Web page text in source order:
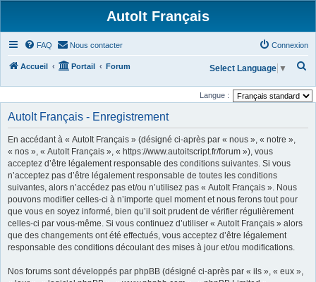
AutoIt Français
FAQ Nous contacter Connexion
Accueil Portail Forum
c
Select Language ▼
Langue :
AutoIt Français - Enregistrement
En accédant à « AutoIt Français » (désigné ci-après par « nous », « notre »,
« nos », « AutoIt Français », « https://www.autoitscript.fr/forum »), vous
acceptez d’être légalement responsable des conditions suivantes. Si vous
n’acceptez pas d’être légalement responsable de toutes les conditions
suivantes, alors n’accédez pas et/ou n’utilisez pas « AutoIt Français ». Nous
pouvons modifier celles-ci à n’importe quel moment et nous ferons tout pour
que vous en soyez informé, bien qu’il soit prudent de vérifier régulièrement
celles-ci par vous-même. Si vous continuez d’utiliser « AutoIt Français » alors
que des changements ont été effectués, vous acceptez d’être légalement
responsable des conditions découlant des mises à jour et/ou modifications.
Nos forums sont développés par phpBB (désigné ci-après par « ils », « eux »,